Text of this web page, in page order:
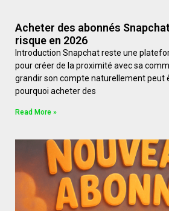
Acheter des abonnés
risque en 2026
Introduction Snapchat reste une
pour créer de la proximité avec sa
grandir son compte naturellement peut
pourquoi acheter des
Read More »